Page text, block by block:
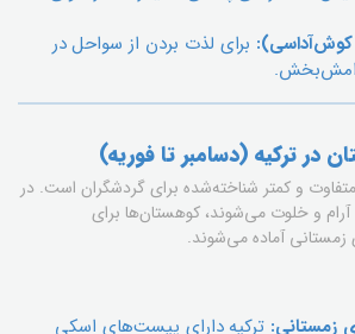
کوش‌آداسی): برای لذت بردن از سواحل در
ترکیه (دسامبر تا فوریه)
و کمتر شناخته‌شده برای گردشگران است. در
و خلوت می‌شوند، کوهستان‌ها برای
آماده می‌شوند.
زمستانی: ترکیه دارای پیست‌های اسکی